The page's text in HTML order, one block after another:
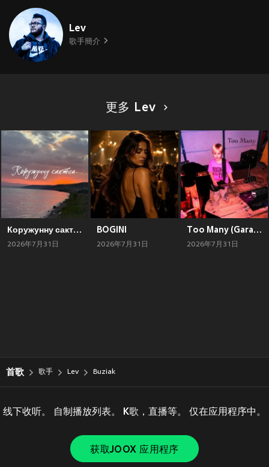
Lev
歌手簡介
更多 Lev
Коружунну сактып
2026年7月31日
BOGINI
2026年7月31日
Too Many (Garage Demo)
2026年7月31日
首歌 歌手 Lev Buziak
线下收听。 自制播放列表。 K歌，直播等。 仅在应用程序中。
获取JOOX 应用程序